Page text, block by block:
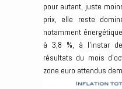
pour autant, juste
prix, elle reste
notamment
à 3,8 %, à l’instar
résultats du mois
zone euro attendus